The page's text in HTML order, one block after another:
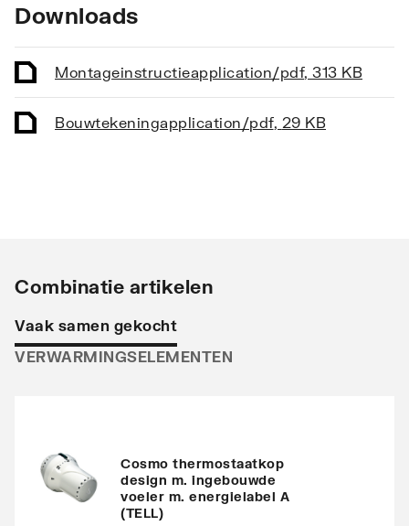
Vorm stralingsbuis Rond
Vorm collector Rond
20°C - 55/45
70/40
N-exponent 1.2465
Downloads
Montageinstructieapplication/pdf, 313 KB
Bouwtekeningapplication/pdf, 29 KB
Combinatie artikelen
Vaak samen gekocht
VERWARMINGSELEMENTEN
Cosmo thermostaatkop
design m. ingebouwde
voeler m. energielabel A
(TELL)